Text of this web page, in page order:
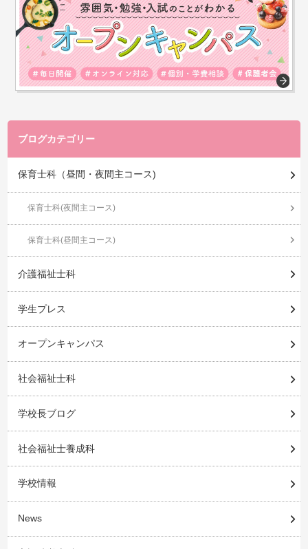
ブログカテゴリー
保育士科（昼間・夜間主コース)
保育士科(夜間主コース)
保育士科(昼間主コース)
介護福祉士科
学生プレス
オープンキャンパス
社会福祉士科
学校長ブログ
社会福祉士養成科
学校情報
News